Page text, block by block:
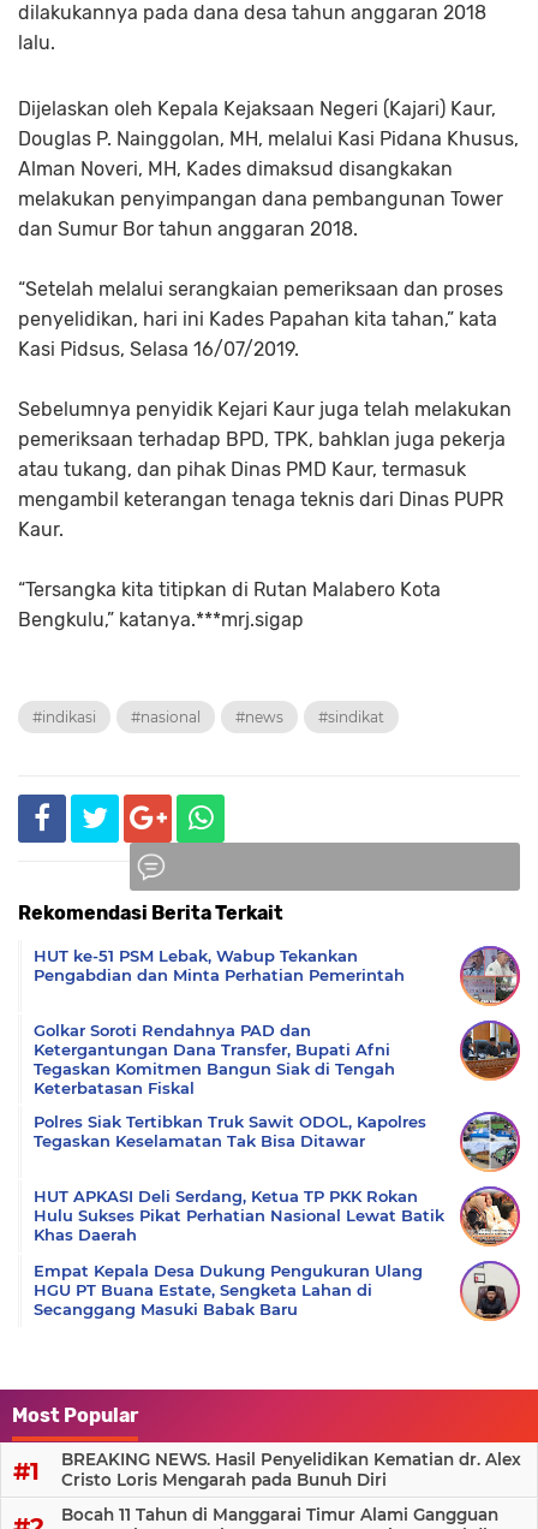
dilakukannya pada dana desa tahun anggaran 2018
lalu.
Dijelaskan oleh Kepala Kejaksaan Negeri (Kajari) Kaur,
Douglas P. Nainggolan, MH, melalui Kasi Pidana Khusus,
Alman Noveri, MH, Kades dimaksud disangkakan
melakukan penyimpangan dana pembangunan Tower
dan Sumur Bor tahun anggaran 2018.
“Setelah melalui serangkaian pemeriksaan dan proses
penyelidikan, hari ini Kades Papahan kita tahan,” kata
Kasi Pidsus, Selasa 16/07/2019.
Sebelumnya penyidik Kejari Kaur juga telah melakukan
pemeriksaan terhadap BPD, TPK, bahklan juga pekerja
atau tukang, dan pihak Dinas PMD Kaur, termasuk
mengambil keterangan tenaga teknis dari Dinas PUPR
Kaur.
“Tersangka kita titipkan di Rutan Malabero Kota
Bengkulu,” katanya.***mrj.sigap
#indikasi #nasional #news #sindikat
Rekomendasi Berita Terkait
HUT ke-51 PSM Lebak, Wabup Tekankan
Pengabdian dan Minta Perhatian Pemerintah
Golkar Soroti Rendahnya PAD dan
Ketergantungan Dana Transfer, Bupati Afni
Tegaskan Komitmen Bangun Siak di Tengah
Keterbatasan Fiskal
Polres Siak Tertibkan Truk Sawit ODOL, Kapolres
Tegaskan Keselamatan Tak Bisa Ditawar
HUT APKASI Deli Serdang, Ketua TP PKK Rokan
Hulu Sukses Pikat Perhatian Nasional Lewat Batik
Khas Daerah
Empat Kepala Desa Dukung Pengukuran Ulang
HGU PT Buana Estate, Sengketa Lahan di
Secanggang Masuki Babak Baru
Most Popular
BREAKING NEWS. Hasil Penyelidikan Kematian dr. Alex
Cristo Loris Mengarah pada Bunuh Diri
Bocah 11 Tahun di Manggarai Timur Alami Gangguan